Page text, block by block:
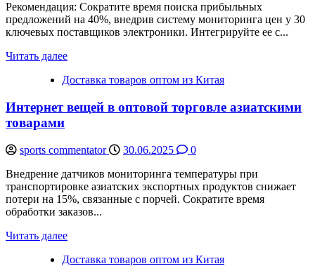
Рекомендация: Сократите время поиска прибыльных
предложений на 40%, внедрив систему мониторинга цен у 30
ключевых поставщиков электроники. Интегрируйте ее с...
Читать далее
Доставка товаров оптом из Китая
Интернет вещей в оптовой торговле азиатскими
товарами
sports commentator 30.06.2025
0
Внедрение датчиков мониторинга температуры при
транспортировке азиатских экспортных продуктов снижает
потери на 15%, связанные с порчей. Сократите время
обработки заказов...
Читать далее
Доставка товаров оптом из Китая